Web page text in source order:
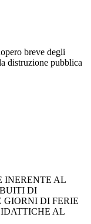
breve degli
distruzione pubblica
INERENTE AL
DI
GIORNI DI FERIE
AL